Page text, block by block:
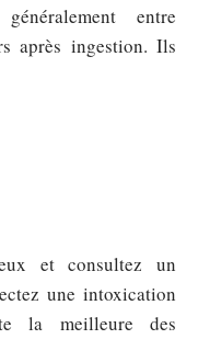
entre
après ingestion. Ils
et consultez un
une intoxication
la meilleure des